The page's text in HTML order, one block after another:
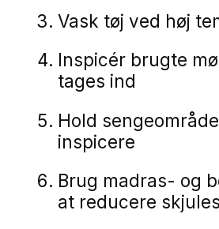
Vask tøj ved høj
Inspicér brugte
tages ind
Hold
inspicere
Brug madras- og
at reducere